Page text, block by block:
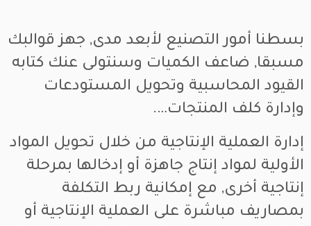
بسطنا أمور التصنيع لأبعد مدى, جهز قوالبك
مسبقا, ضاعف الكميات وسنتولى عنك كتابه
القيود المحاسبية وتحويل المستودعات
وإدارة كلف المنتجات….
إدارة العملية الإنتاجية من خلال تحويل المواد
الأولية لمواد إنتاج جاهزة أو إدخالها بمرحلة
إنتاجية أخرى, مع إمكانية ربط التكلفة
بمصاريف مباشرة على العملية الإنتاجية أو